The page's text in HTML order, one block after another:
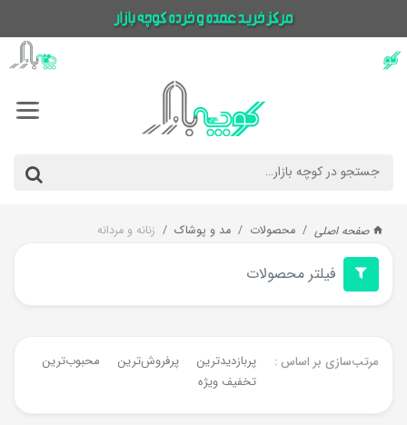
صفحه اصلی محصولات مد و پوشاک زنانه و مردانه
فیلتر محصولات
مرتب‌سازی بر اساس : پربازدیدترین پرفروش‌ترین‌ محبوب‌ترین
تخفیف ویژه